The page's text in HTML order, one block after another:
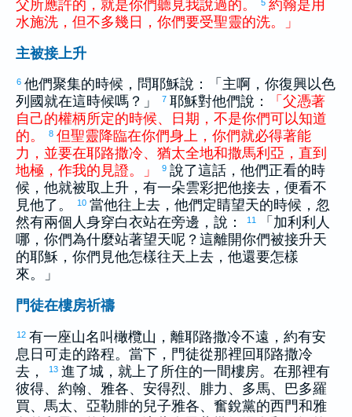
父所應許的 ， 就是你們聽見我說過的。 5 約翰是用
水施洗 ， 但不多幾 日 ， 你們要受聖靈的洗。
」
主被接上升
6 他們聚集的時候，問耶穌說：「主啊，你復興以色
列 國就在這時候嗎？」 7 耶穌對他們說： 「 父憑著
自己的權柄所定的時候、 日期 ， 不是你們可以知道
的。 8 但聖靈 降臨在你們身上 ， 你們就必得著能
力 ， 並要在耶路撒冷、 猶太全地和撒馬利亞 ， 直到
地極 ， 作我的 見證。 」 9 說了這話，他們正看的時
候，他就被取上升，有一朵雲彩把他接去，便看不
見他了。
10 當他往上去，他們定睛望天的時候，忽
然有兩個人身穿白衣站在旁邊，說：
11 「 加利利 人
哪，你們為什麼站著望天呢？這離開你們被接升天
的耶穌，你們見他怎樣往天上去，他還要怎樣
來。」
門徒在樓房祈禱
12 有一座山名叫 橄欖山，離耶路撒冷不遠，約有安
息日可走的路程。當下，門徒從那裡回耶路撒冷
去，
13 進了城，就上了所住的一間樓房。在那裡有
彼得、 約翰、 雅各、 安得烈、 腓力 、 多馬、 巴多羅
買、 馬太、 亞勒腓的兒子雅各、奮銳黨的西門和雅